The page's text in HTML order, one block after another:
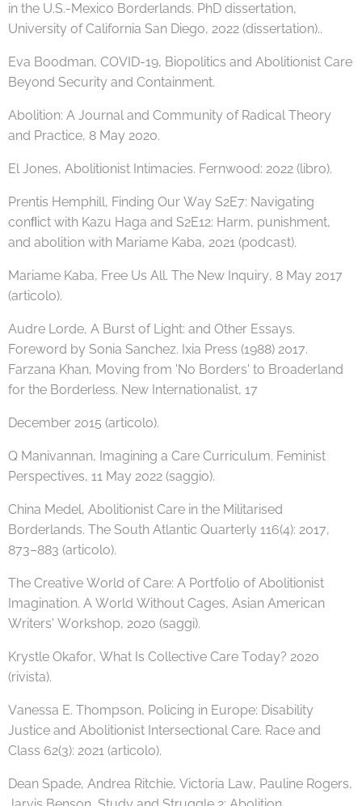
in the U.S.-Mexico Borderlands. PhD dissertation,
University of California San Diego, 2022 (dissertation)..
Eva Boodman, COVID-19, Biopolitics and Abolitionist Care
Beyond Security and Containment.
Abolition: A Journal and Community of Radical Theory
and Practice, 8 May 2020.
El Jones, Abolitionist Intimacies. Fernwood: 2022 (libro).
Prentis Hemphill, Finding Our Way S2E7: Navigating
conﬂict with Kazu Haga and S2E12: Harm, punishment,
and abolition with Mariame Kaba, 2021 (podcast).
Mariame Kaba, Free Us All. The New Inquiry, 8 May 2017
(articolo).
Audre Lorde, A Burst of Light: and Other Essays.
Foreword by Sonia Sanchez. Ixia Press (1988) 2017.
Farzana Khan, Moving from 'No Borders' to Broaderland
for the Borderless. New Internationalist, 17
December 2015 (articolo).
Q Manivannan, Imagining a Care Curriculum. Feminist
Perspectives, 11 May 2022 (saggio).
China Medel, Abolitionist Care in the Militarised
Borderlands. The South Atlantic Quarterly 116(4): 2017,
873–883 (articolo).
The Creative World of Care: A Portfolio of Abolitionist
Imagination. A World Without Cages, Asian American
Writers' Workshop, 2020 (saggi).
Krystle Okafor, What Is Collective Care Today? 2020
(rivista).
Vanessa E. Thompson, Policing in Europe: Disability
Justice and Abolitionist Intersectional Care. Race and
Class 62(3): 2021 (articolo).
Dean Spade, Andrea Ritchie, Victoria Law, Pauline Rogers,